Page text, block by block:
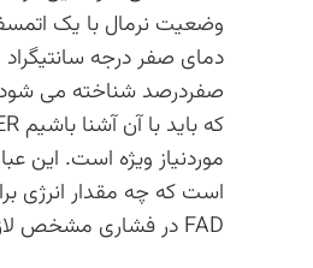
دمای صفر درجه
صفردرصد شناخته می
موردنیاز ویژه است. این
FAD در فشاری مشخص لازم است.